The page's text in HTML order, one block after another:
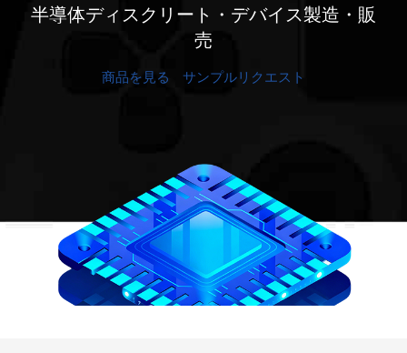
半導体ディスクリート・デバイス製造・販
売
商品を見る サンプルリクエスト